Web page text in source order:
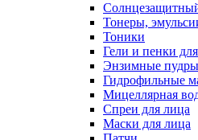
Тонеры,
Тоники
Гели и пенки
Энзимные пудры
Гидрофильные
Мицеллярная
Спреи для лица
Маски для лица